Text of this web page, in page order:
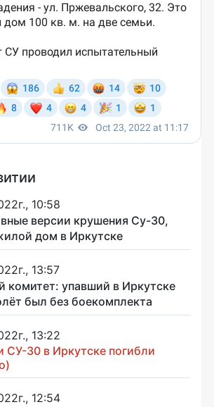
10:58
версии крушения Су-30,
дом в Иркутске
13:57
комитет: упавший в Иркутске
был без боекомплекта
13:22
СУ-30 в Иркутске погибли
12:54